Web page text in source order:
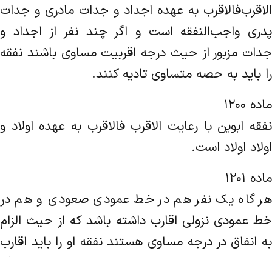
الاقرب‌فالاقرب به عهده اجداد و جدات مادری و جدات
پدری واجب‌النفقه است و اگر چند نفر از ‌اجداد و
جدات مزبور از حیث درجه اقربیت مساوی باشند نفقه
را باید به حصه متساوی تادیه کنند.
ماده ۱۲۰۰
نفقه ابوین با رعایت الاقرب‌ فالاقرب به عهده اولاد و
اولاد اولاد است.
ماده ۱۲۰۱
هر گاه یک نفر هم در خط عمودی صعودی و هم در
خط عمودی نزولی اقارب داشته باشد که از حیث الزام
به انفاق در درجه مساوی‌ هستند نفقه او را باید اقارب